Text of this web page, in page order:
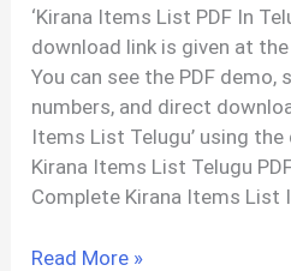
‘Kirana Items List PDF In
download link is given at
You can see the PDF demo,
numbers, and direct
Items List Telugu’ using
Kirana Items List Telugu
Complete Kirana Items List
Kirana
Read More »